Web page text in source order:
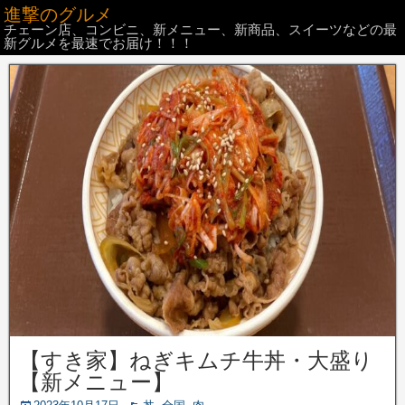
進撃のグルメ
チェーン店、コンビニ、新メニュー、新商品、スイーツなどの最
新グルメを最速でお届け！！！
【すき家】ねぎキムチ牛丼・大盛り
【新メニュー】